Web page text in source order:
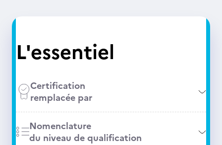
L'essentiel
Certification
remplacée par
Nomenclature
du niveau de qualification